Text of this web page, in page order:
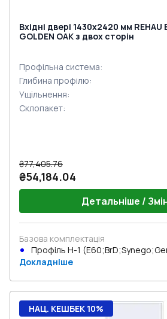
Вхідні двері 1430x2420 мм
GOLDEN OAK з двох сторін
Профільна система:
Глибина профілю:
Ущільнення:
Склопакет:
₴77,405.76
₴54,184.04
Детальніше /
Базова комплектація
Профіль Н-1
Докладніше
НАЦ. КЕШБЕК 10%